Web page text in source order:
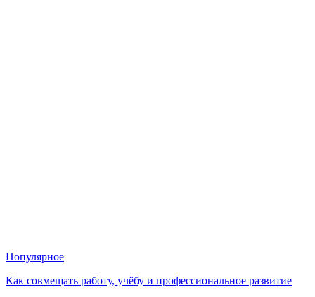
Популярное
Как совмещать работу, учёбу и профессиональное развитие